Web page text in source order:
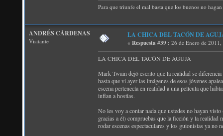
Para que triunfe el mal basta que los buenos no
ANDRÉS CÁRDENAS
Visitante
LA CHICA DEL TACÓN DE
« Respuesta #39 : 26 de Enero de
LA CHICA DEL TACÓN DE AGUJA
Mark Twain dejó escrito que la realidad se
hasta que vi ayer las imágenes de esos jóvenes
escena pertenecía en realidad a una película que
inflan a hostias.
No les voy a contar nada que ustedes no hayan
gracias a él) compruebas que la ficción y la realidad
rodar escenas espectaculares y los guionistas ya no